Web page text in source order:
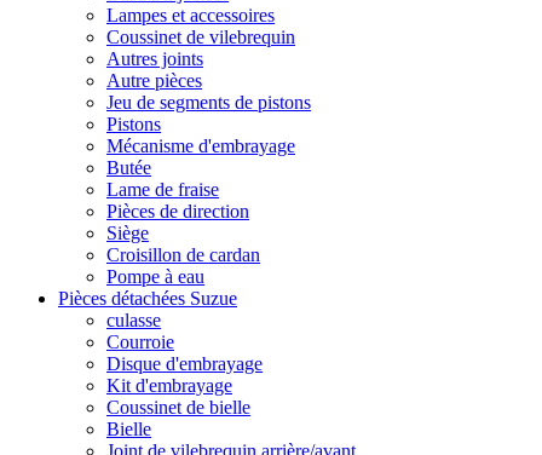
Lampes et accessoires
Coussinet de vilebrequin
Autres joints
Autre pièces
Jeu de segments de pistons
Pistons
Mécanisme d'embrayage
Butée
Lame de fraise
Pièces de direction
Siège
Croisillon de cardan
Pompe à eau
Pièces détachées Suzue
culasse
Courroie
Disque d'embrayage
Kit d'embrayage
Coussinet de bielle
Bielle
Joint de vilebrequin arrière/avant